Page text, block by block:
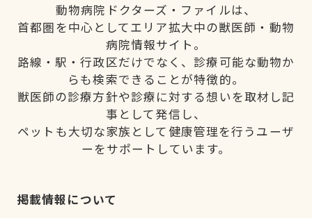
動物病院ドクターズ・ファイルは、
首都圏を中心としてエリア拡大中の獣医師・動物
病院情報サイト。
路線・駅・行政区だけでなく、診療可能な動物か
らも検索できることが特徴的。
獣医師の診療方針や診療に対する想いを取材し記
事として発信し、
ペットも大切な家族として健康管理を行うユーザ
ーをサポートしています。
掲載情報について